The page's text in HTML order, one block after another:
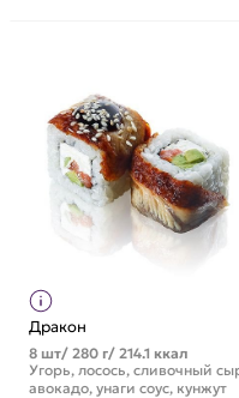
Дракон
8 шт/ 280 г/ 214.1 ккал
Угорь, лосось, сливочный
авокадо, унаги соус, кунжут